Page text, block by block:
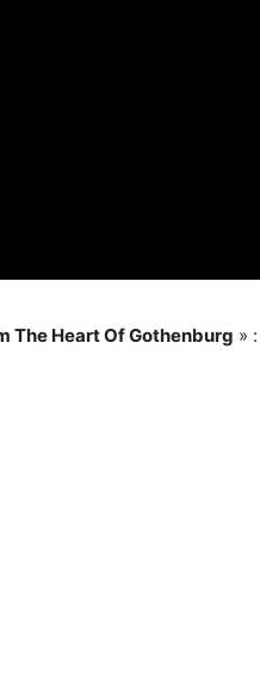
The Heart Of Gothenburg » :